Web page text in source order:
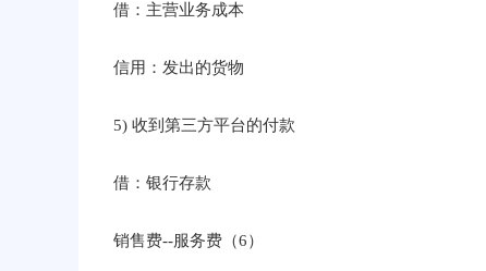
借：主营业务成本
信用：发出的货物
5) 收到第三方平台的付款
借：银行存款
销售费--服务费（6）